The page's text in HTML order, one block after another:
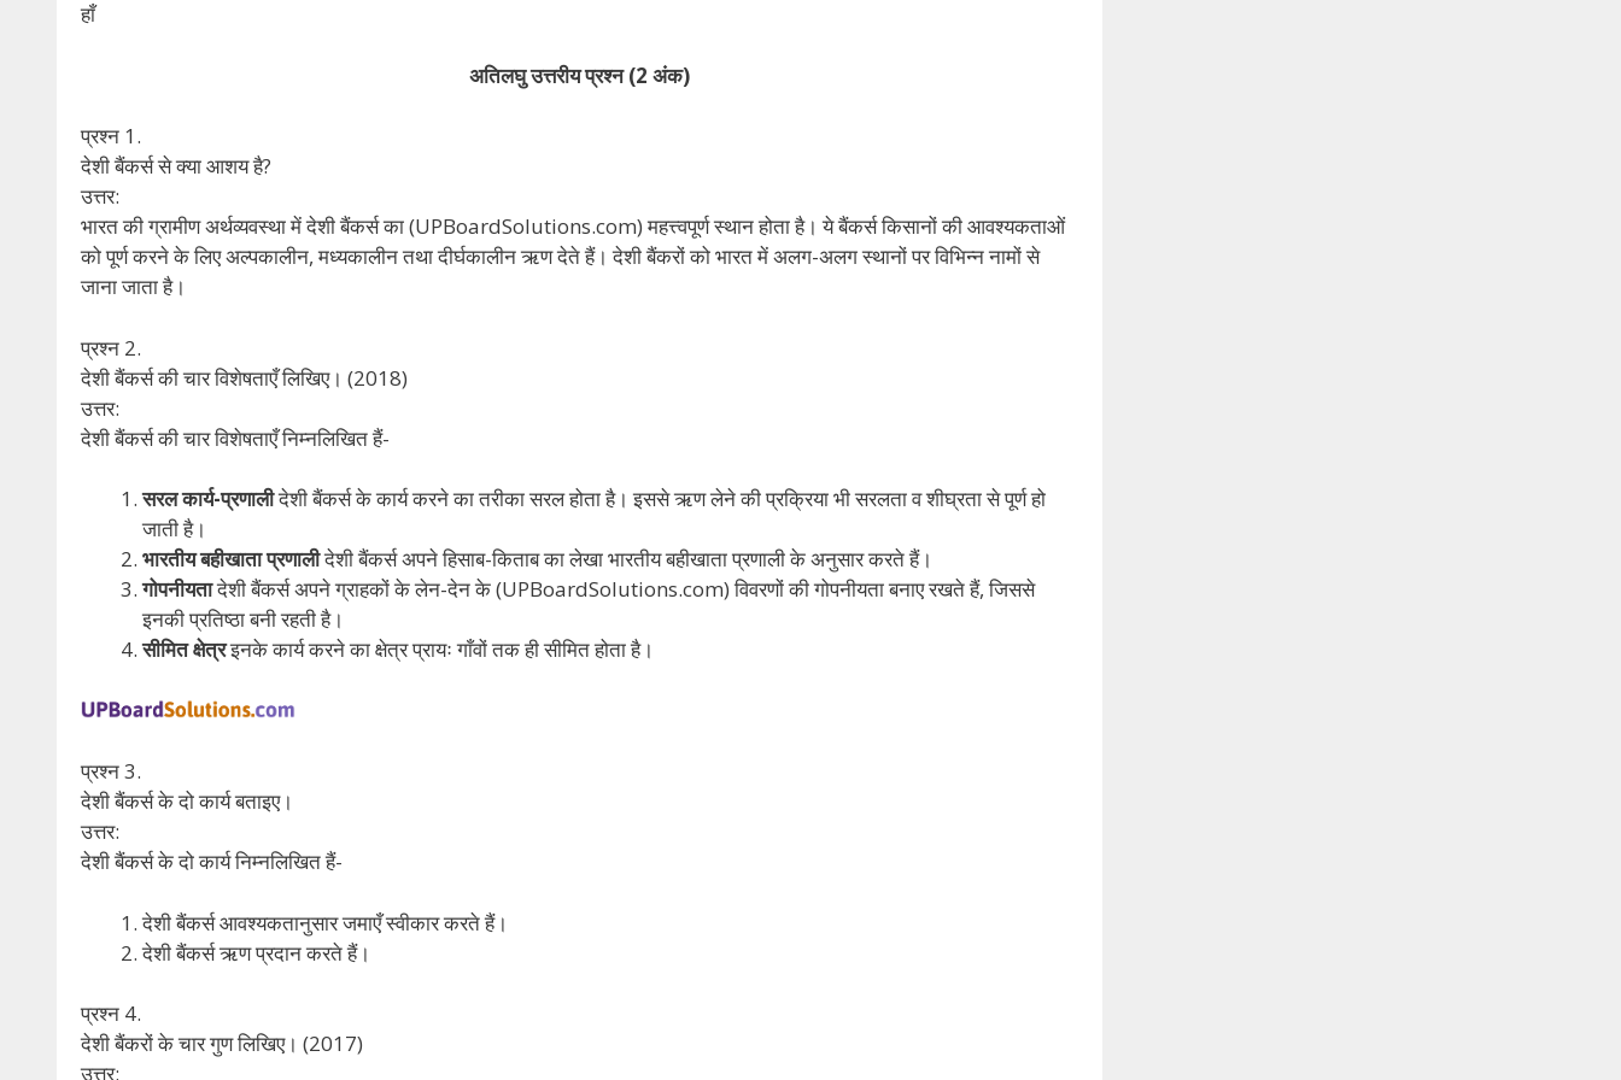
हाँ
अतिलघु उत्तरीय प्रश्न (2 अंक)
प्रश्न 1.
देशी बैंकर्स से क्या आशय है?
उत्तर:
भारत की ग्रामीण अर्थव्यवस्था में देशी बैंकर्स का (UPBoardSolutions.com) महत्त्वपूर्ण स्थान होता है। ये बैंकर्स किसानों की आवश्यकताओं
को पूर्ण करने के लिए अल्पकालीन, मध्यकालीन तथा दीर्घकालीन ऋण देते हैं। देशी बैंकरों को भारत में अलग-अलग स्थानों पर विभिन्न नामों से
जाना जाता है।
प्रश्न 2.
देशी बैंकर्स की चार विशेषताएँ लिखिए। (2018)
उत्तर:
देशी बैंकर्स की चार विशेषताएँ निम्नलिखित हैं-
सरल कार्य-प्रणालीदेशी बैंकर्स के कार्य करने का तरीका सरल होता है। इससे ऋण लेने की प्रक्रिया भी सरलता व शीघ्रता से पूर्ण हो
जाती है।
भारतीय बहीखाता प्रणालीदेशी बैंकर्स अपने हिसाब-किताब का लेखा भारतीय बहीखाता प्रणाली के अनुसार करते हैं।
गोपनीयतादेशी बैंकर्स अपने ग्राहकों के लेन-देन के (UPBoardSolutions.com) विवरणों की गोपनीयता बनाए रखते हैं, जिससे
इनकी प्रतिष्ठा बनी रहती है।
सीमित क्षेत्रइनके कार्य करने का क्षेत्र प्रायः गाँवों तक ही सीमित होता है।
प्रश्न 3.
देशी बैंकर्स के दो कार्य बताइए।
उत्तर:
देशी बैंकर्स के दो कार्य निम्नलिखित हैं-
देशी बैंकर्स आवश्यकतानुसार जमाएँ स्वीकार करते हैं।
देशी बैंकर्स ऋण प्रदान करते हैं।
प्रश्न 4.
देशी बैंकरों के चार गुण लिखिए। (2017)
उत्तर: